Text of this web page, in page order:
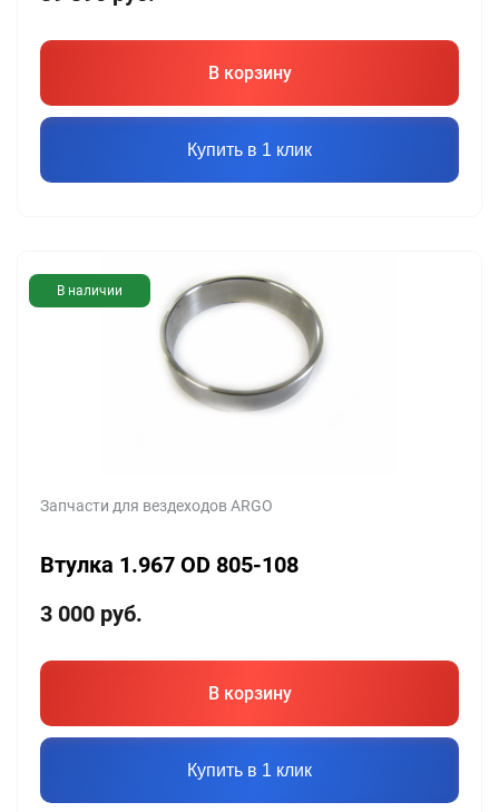
В корзину
Купить в 1 клик
В наличии
Запчасти для вездеходов ARGO
Втулка 1.967 OD 805-108
3 000 руб.
В корзину
Купить в 1 клик